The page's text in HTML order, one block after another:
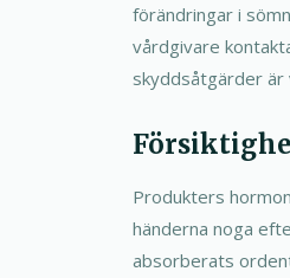
förändringar i
vårdgivare
skyddsåtgärder är
Produkters
händerna noga
absorberats